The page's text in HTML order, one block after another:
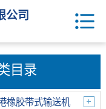
公司
目录
橡胶带式输送机